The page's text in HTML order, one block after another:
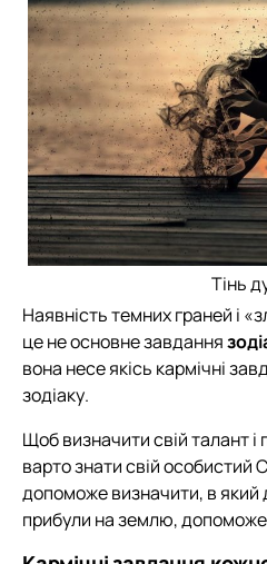
Тінь
Наявність темних граней і
це не основне завдання
вона несе якісь кармічні
зодіаку.
Щоб визначити свій талант і
варто знати свій особистий
допоможе визначити, в який
прибули на землю, допоможе